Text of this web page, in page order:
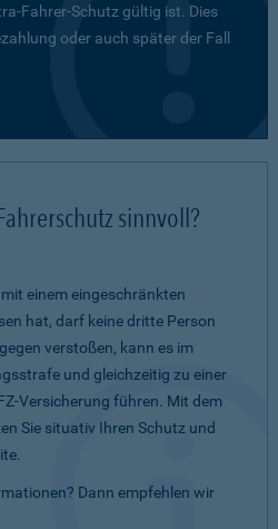
Fahrer-Schutz gültig ist. Dies
oder auch später der Fall
sinnvoll?
einem eingeschränkten
hat, darf keine dritte Person
verstoßen, kann es im
und gleichzeitig zu einer
Versicherung führen. Mit dem
Sie situativ Ihren Schutz und
Dann empfehlen wir